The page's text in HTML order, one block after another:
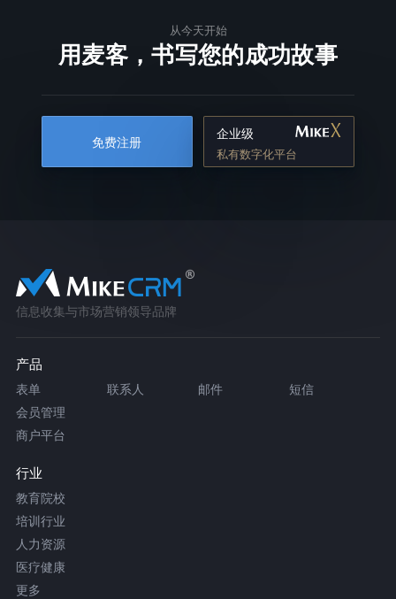
从今天开始
用麦客，书写您的成功故事
免费注册
企业级
私有数字化平台
信息收集与市场营销领导品牌
产品
表单 联系人 邮件
短信
会员管理
商户平台
行业
教育院校
培训行业
人力资源
医疗健康
更多